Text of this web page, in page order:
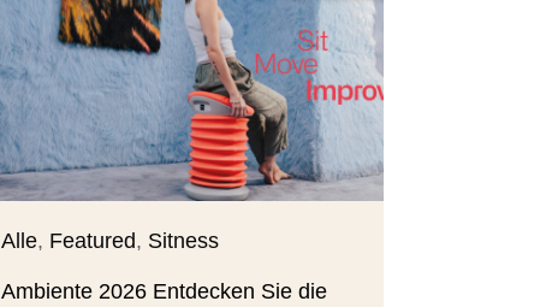
Ambiente 2026 Entdecken Sie die
Alle, Featured, Sitness